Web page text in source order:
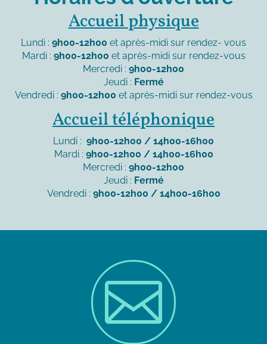
Accueil physique
Lundi : 9h00-12h00 et après-midi sur rendez- vous
Mardi : 9h00-12h00 et après-midi sur rendez-vous
Mercredi : 9h00-12h00
Jeudi : Fermé
Vendredi : 9h00-12h00 et après-midi sur rendez-vous
Accueil téléphonique
Lundi : 9h00-12h00 / 14h00-16h00
Mardi : 9h00-12h00 / 14h00-16h00
Mercredi : 9h00-12h00
Jeudi : Fermé
Vendredi : 9h00-12h00 / 14h00-16h00
